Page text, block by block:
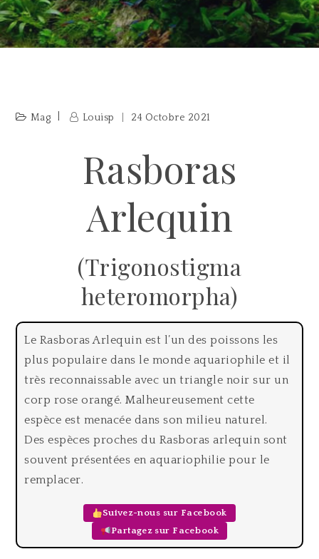
Mag Louisp 24 Octobre 2021
Rasboras
Arlequin
(Trigonostigma
heteromorpha)
Le Rasboras Arlequin est l’un des poissons les
plus populaire dans le monde aquariophile et il
très reconnaissable avec un triangle noir sur un
corp rose orangé. Malheureusement cette
espèce est menacée dans son milieu naturel.
Des espèces proches du Rasboras arlequin sont
souvent présentées en aquariophilie pour le
remplacer.
Suivez-nous sur Facebook
Partagez sur Facebook